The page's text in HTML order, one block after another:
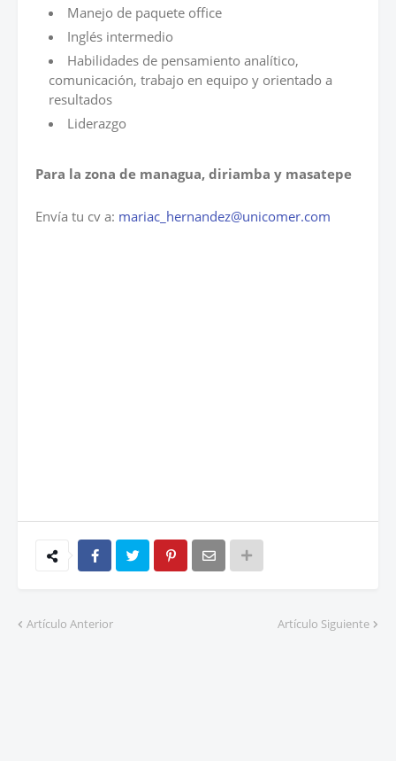
Manejo de paquete office
Inglés intermedio
Habilidades de pensamiento analítico,
comunicación, trabajo en equipo y orientado a
resultados
Liderazgo
Para la zona de managua, diriamba y masatepe
Envía tu cv a: mariac_hernandez@unicomer.com
Artículo Anterior Artículo Siguiente